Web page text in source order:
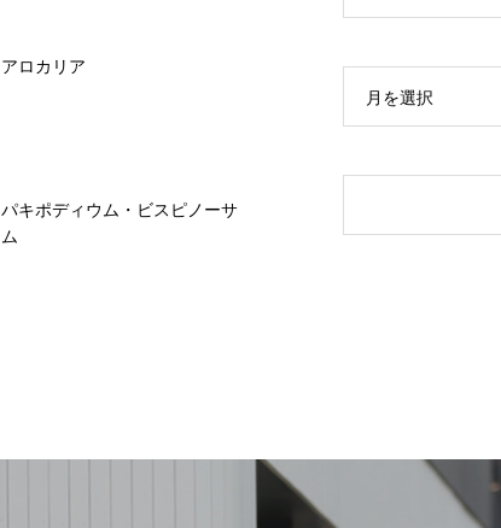
アロカリア
パキポディウム・ビスピノーサ
ム
月を選択